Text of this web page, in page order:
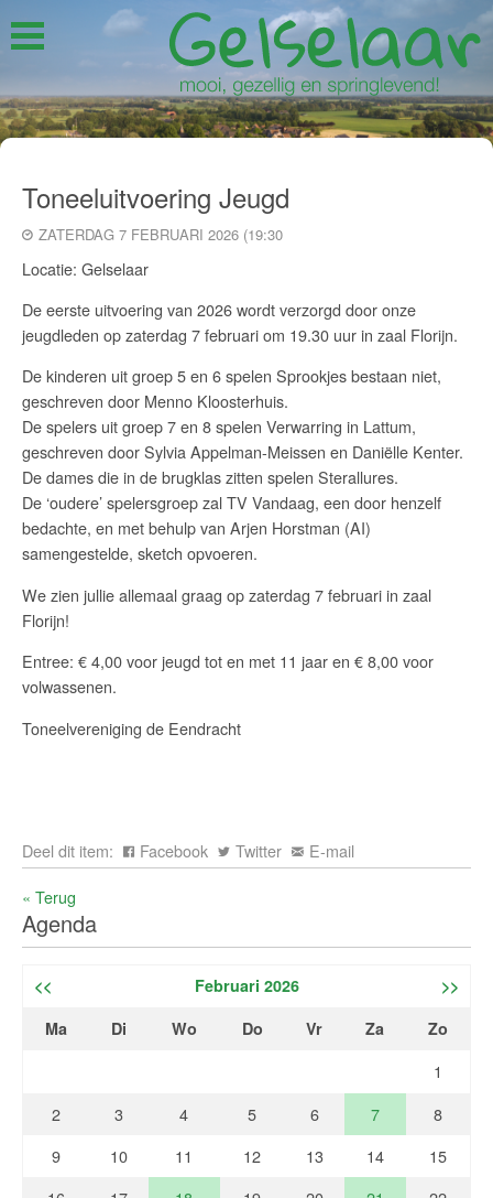
Toneeluitvoering Jeugd
ZATERDAG 7 FEBRUARI 2026 (19:30
Locatie: Gelselaar
De eerste uitvoering van 2026 wordt verzorgd door onze
jeugdleden op zaterdag 7 februari om 19.30 uur in zaal Florijn.
De kinderen uit groep 5 en 6 spelen Sprookjes bestaan niet,
geschreven door Menno Kloosterhuis.
De spelers uit groep 7 en 8 spelen Verwarring in Lattum,
geschreven door Sylvia Appelman-Meissen en Daniëlle Kenter.
De dames die in de brugklas zitten spelen Sterallures.
De ‘oudere’ spelersgroep zal TV Vandaag, een door henzelf
bedachte, en met behulp van Arjen Horstman (AI)
samengestelde, sketch opvoeren.
We zien jullie allemaal graag op zaterdag 7 februari in zaal
Florijn!
Entree: € 4,00 voor jeugd tot en met 11 jaar en € 8,00 voor
volwassenen.
Toneelvereniging de Eendracht
Deel dit item: Facebook Twitter
E-mail
« Terug
Agenda
<< Februari 2026
>>
Ma
Di Wo Do Vr Za Zo
1
2
3 4 5 6 7
8
9
10 11 12 13 14
15